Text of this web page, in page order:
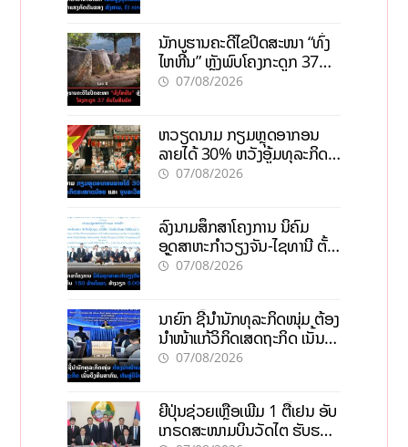
ນັກບູຮານຄະດີໄຂປິດສະໜາ “ທົ່ງ
ໄຫຫີນ” ຫຼັງພົບໂຄງກະດູກ 37
ຄົນໃນຫີນຍັກ
07/08/2026
ຫວຽດນາມ ກຽມຫຼຸດອາກອນ
ລາຍໄດ້ 30% ຫວັງອູ້ມທຸລະກິດ
ຂະໜາດນ້ອຍ ແລະ ຈຸນລະ
07/08/2026
ລົງນາມສຶກສາໂຄງການ ນິຄົມ
ອຸດສາຫະກຳວຽງຈັນ-ໄຊທານີ ຕັ້ງ
ເປົ້າດຶງທຶນ 150 ລ້ານໂດລາ, ສ້າງ
07/08/2026
ນາຍົກ ຊີ້ນຳນັກທຸລະກິດໜຸ່ມ ຕ້ອງ
ນຳໜ້າແກ້ວິກິດເສດຖະກິດ ເນັ້ນດຶງ
ທຶນສາກົນ, ຫັນສູ່ດິຈິຕອນ
07/08/2026
ຍີ່ປຸ່ນຊ່ວຍເຫຼືອເພີ່ມ 1 ຕື້ເຢນ ອັບ
ເກຣດສະໜາມບິນວັດໄຕ ຮັບຮອງ